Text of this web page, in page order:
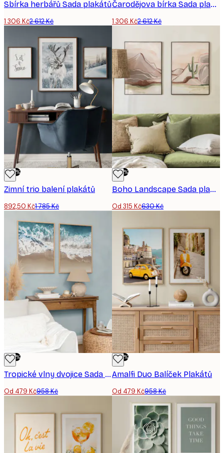
Sbírka herbářů Sada plakátů
1 306 Kč2 612 Kč
Čarodějova bírka Sada plakátů
1 306 Kč2 612 Kč
-50%
Zimní trio balení plakátů
892,50 Kč1 785 Kč
-50%
Boho Landscape Sada plakátů
Od 315 Kč630 Kč
-50%
Tropické vlny dvojice Sada plakátů
Od 479 Kč958 Kč
-50%
Amalfi Duo​ Balíček Plakátů
Od 479 Kč958 Kč